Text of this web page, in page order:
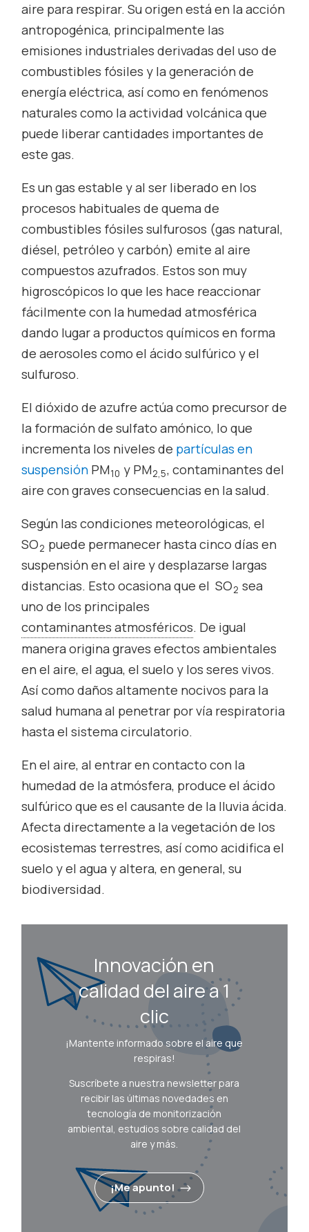
aire para respirar. Su origen está en la acción
antropogénica, principalmente las
emisiones industriales derivadas del uso de
combustibles fósiles y la generación de
energía eléctrica, así como en fenómenos
naturales como la actividad volcánica que
puede liberar cantidades importantes de
este gas.
Es un gas estable y al ser liberado en los
procesos habituales de quema de
combustibles fósiles sulfurosos (gas natural,
diésel, petróleo y carbón) emite al aire
compuestos azufrados. Estos son muy
higroscópicos lo que les hace reaccionar
fácilmente con la humedad atmosférica
dando lugar a productos químicos en forma
de aerosoles como el ácido sulfúrico y el
sulfuroso.
El dióxido de azufre actúa como precursor de
la formación de sulfato amónico, lo que
incrementa los niveles de partículas en
suspensión PM10 y PM2,5, contaminantes del
aire con graves consecuencias en la salud.
Según las condiciones meteorológicas, el
SO2 puede permanecer hasta cinco días en
suspensión en el aire y desplazarse largas
distancias. Esto ocasiona que el SO2 sea
uno de los principales
contaminantes atmosféricos. De igual
manera origina graves efectos ambientales
en el aire, el agua, el suelo y los seres vivos.
Así como daños altamente nocivos para la
salud humana al penetrar por vía respiratoria
hasta el sistema circulatorio.
En el aire, al entrar en contacto con la
humedad de la atmósfera, produce el ácido
sulfúrico que es el causante de la lluvia ácida.
Afecta directamente a la vegetación de los
ecosistemas terrestres, así como acidifica el
suelo y el agua y altera, en general, su
biodiversidad.
Innovación en
calidad del aire a 1
clic
¡Mantente informado sobre el aire que
respiras!
Suscríbete a nuestra newsletter para
recibir las últimas novedades en
tecnología de monitorización
ambiental, estudios sobre calidad del
aire y más.
¡Me apunto!